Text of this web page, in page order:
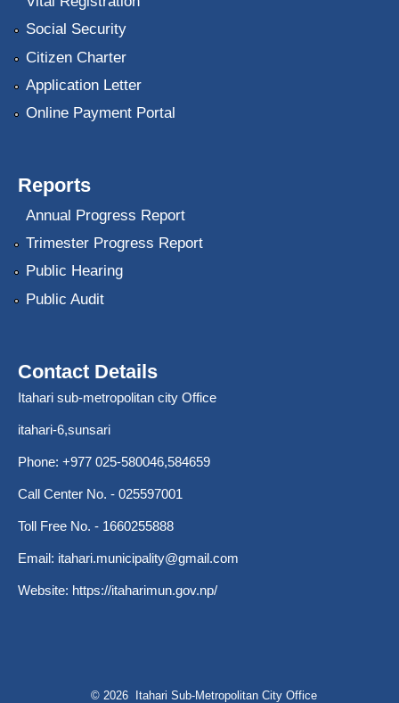
Social Security
Citizen Charter
Application Letter
Online Payment Portal
Reports
Annual Progress Report
Trimester Progress Report
Public Hearing
Public Audit
Contact Details
Itahari sub-metropolitan city Office
itahari-6,sunsari
Phone: +977 025-580046,584659
Call Center No. - 025597001
Toll Free No. - 1660255888
Email: itahari.municipality@gmail.com
Website: https://itaharimun.gov.np/
© 2026 Itahari Sub-Metropolitan City Office